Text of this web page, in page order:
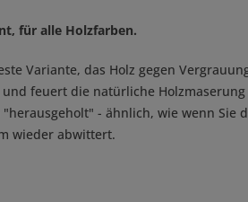
für alle Holzfarben.
Variante, das Holz gegen
feuert die natürliche
- ähnlich, wie wenn Sie
wieder abwittert.